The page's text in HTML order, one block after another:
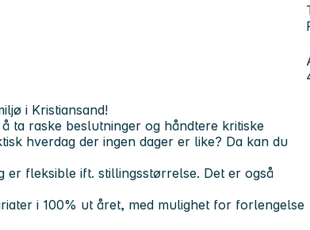
i Kristiansand!
ta raske beslutninger og håndtere kritiske
hverdag der ingen dager er like? Da kan du
er fleksible ift. stillingsstørrelse. Det er også
i 100% ut året, med mulighet for forlengelse